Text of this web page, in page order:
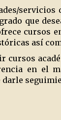
servicios
que
cursos
así
cursos
en el